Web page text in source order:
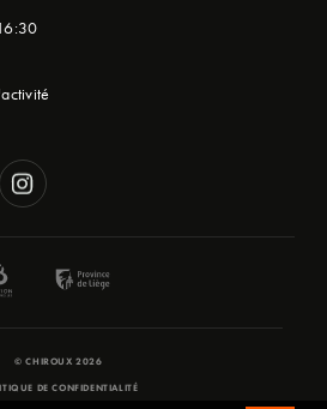
© CHIROUX 2026
DE CONFIDENTIALITÉ